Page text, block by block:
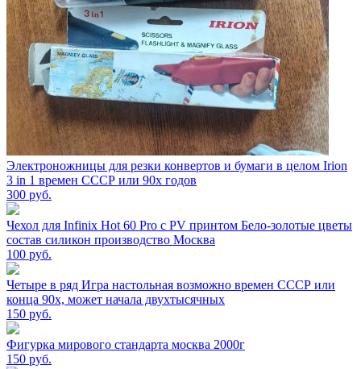
Электроножницы для резки конвертов и бумаги в целом Irion
3 in 1 времен СССР или 90х годов
300 руб.
Чехол для Infinix Hot 60 Pro с PV принтом Бело-золотые цветы
состав силикон производство Москва
100 руб.
Четыре в ряд Игра настольная возможно времен СССР или
конца 90х, может начала двухтысячных
150 руб.
Фигурка мирового стандарта москва 2000г
150 руб.